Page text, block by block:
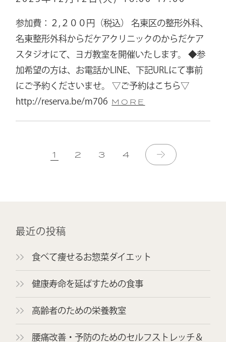
参加費：２,２００円（税込） 名東区の整形外科、
名東整形外科からだケアクリニックのからだケア
スタジオにて、ヨガ教室を開催いたします。 ◆参
加希望の方は、お電話かLINE、下記URLにて事前
にご予約くださいませ。 ▽ご予約はこちら▽
http://reserva.be/m706 MORE
1 2 3 4
最近の投稿
食べて痩せるお惣菜ダイエット
健康寿命を延ばすための食事
高齢者のための栄養教室
腰痛改善・予防のためのセルフストレッチ＆